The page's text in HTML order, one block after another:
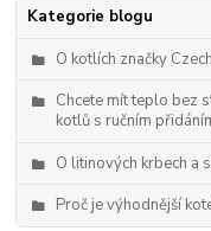
Kategorie blogu
O kotlích značky
Chcete mít teplo bez
kotlů s ručním
O litinových krbech a
Proč je výhodnější